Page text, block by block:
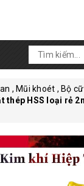
, Mũi khoét , Bộ
thép HSS loại rẻ